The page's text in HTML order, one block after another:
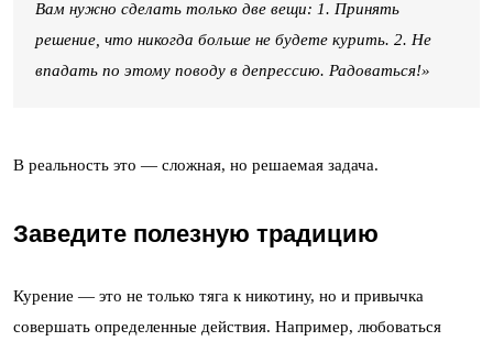
Вам нужно сделать только две вещи: 1. Принять
решение, что никогда больше не будете курить. 2. Не
впадать по этому поводу в депрессию. Радоваться!»
В реальность это — сложная, но решаемая задача.
Заведите полезную традицию
Курение — это не только тяга к никотину, но и привычка
совершать определенные действия. Например, любоваться